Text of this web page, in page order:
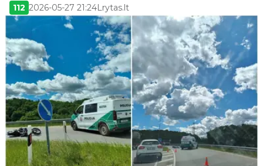
112 2026-05-27 21:24Lrytas.lt